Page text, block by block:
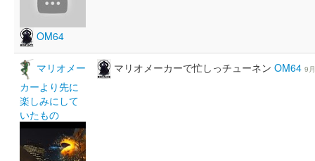
OM64
マリオメー
カーより先に
楽しみにして
いたもの
マリオメーカーで忙しっチューネン OM64 9